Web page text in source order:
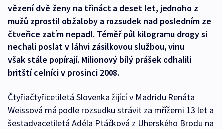
vězení dvě ženy na třináct a deset let, jednoho z
mužů zprostil obžaloby a rozsudek nad posledním ze
čtveřice zatím nepadl. Téměř půl kilogramu drogy si
nechali poslat v láhvi zásilkovou službou, vinu
však stále popírají. Milionový bílý prášek odhalili
britští celníci v prosinci 2008.
Čtyřiačtyřicetiletá Slovenka žijící v Madridu Renáta
Weissová má podle rozsudku strávit za mřížemi 13 let a
šestadvacetiletá Adéla Ptáčková z Uherského Brodu na